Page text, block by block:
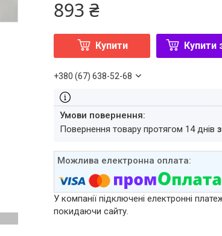
893 ₴
Купити Купити
+380 (67) 638-52-68
повернення товару протягом 14 днів
У компанії підключені електронні
покидаючи сайту.